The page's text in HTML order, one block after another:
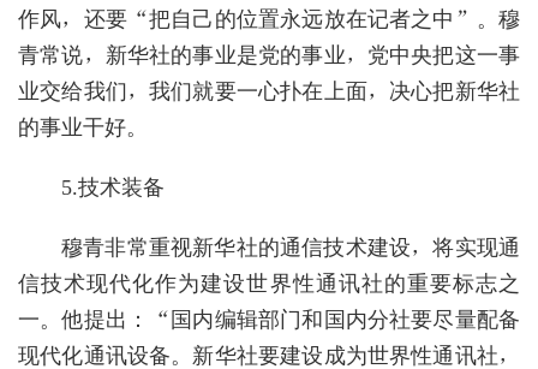
作风，还要“把自己的位置永远放在记者之中”。穆
青常说，新华社的事业是党的事业，党中央把这一事
业交给我们，我们就要一心扑在上面，决心把新华社
的事业干好。
5.技术装备
穆青非常重视新华社的通信技术建设，将实现通
信技术现代化作为建设世界性通讯社的重要标志之
一。他提出：“国内编辑部门和国内分社要尽量配备
现代化通讯设备。新华社要建设成为世界性通讯社，